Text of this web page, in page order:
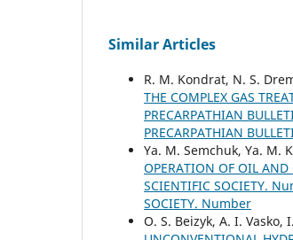
Similar Articles
R. М. Kondrat, N. S.
THE COMPLEX GAS
PRECARPATHIAN
PRECARPATHIAN
Ya. M. Semchuk, Ya. M.
OPERATION OF OIL AND
SCIENTIFIC SOCIETY.
SOCIETY. Number
O. S. Beizyk, A. I. Vasko,